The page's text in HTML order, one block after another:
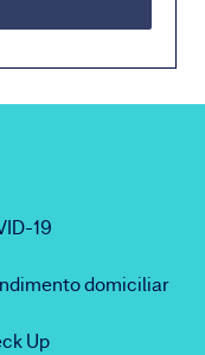
19
domiciliar
Up